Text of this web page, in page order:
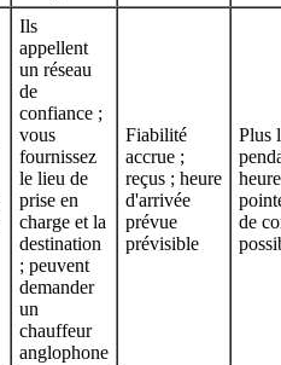
Ils
appellent
un réseau
de
confiance ;
vous
fournissez
le lieu de
prise en
charge et la
destination
; peuvent
demander
un
chauffeur
anglophone
Fiabilité
accrue ;
reçus ; heure
d'arrivée
prévue
prévisible
Plus
de